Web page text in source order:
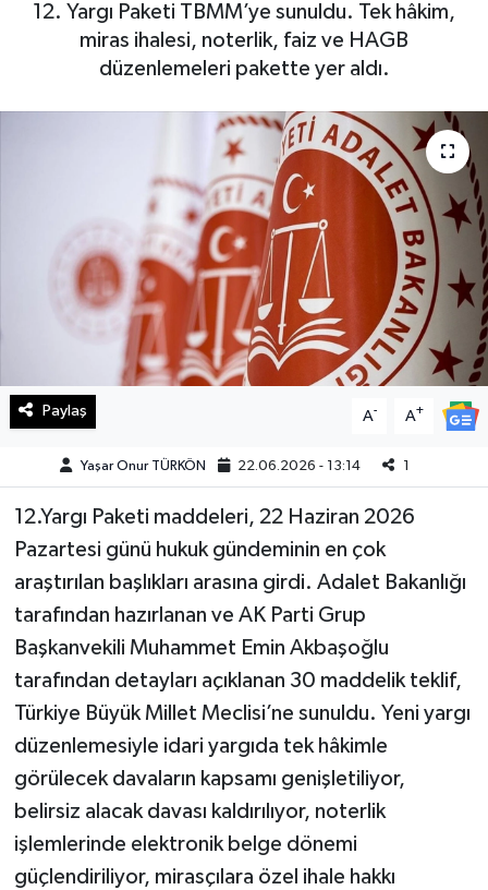
12. Yargı Paketi TBMM’ye sunuldu. Tek hâkim,
miras ihalesi, noterlik, faiz ve HAGB
düzenlemeleri pakette yer aldı.
Paylaş A- A+
Yaşar Onur TÜRKÖN 22.06.2026 - 13:14 1
12.Yargı Paketi maddeleri, 22 Haziran 2026
Pazartesi günü hukuk gündeminin en çok
araştırılan başlıkları arasına girdi. Adalet Bakanlığı
tarafından hazırlanan ve AK Parti Grup
Başkanvekili Muhammet Emin Akbaşoğlu
tarafından detayları açıklanan 30 maddelik teklif,
Türkiye Büyük Millet Meclisi’ne sunuldu. Yeni yargı
düzenlemesiyle idari yargıda tek hâkimle
görülecek davaların kapsamı genişletiliyor,
belirsiz alacak davası kaldırılıyor, noterlik
işlemlerinde elektronik belge dönemi
güçlendiriliyor, mirasçılara özel ihale hakkı
Güncel
Manşet Altı
Manşetler
Resmi İlan
Spor
SürManşet
Teknoloji
Yaşam
KAHRAMANMARAŞ
Haber Arşivi